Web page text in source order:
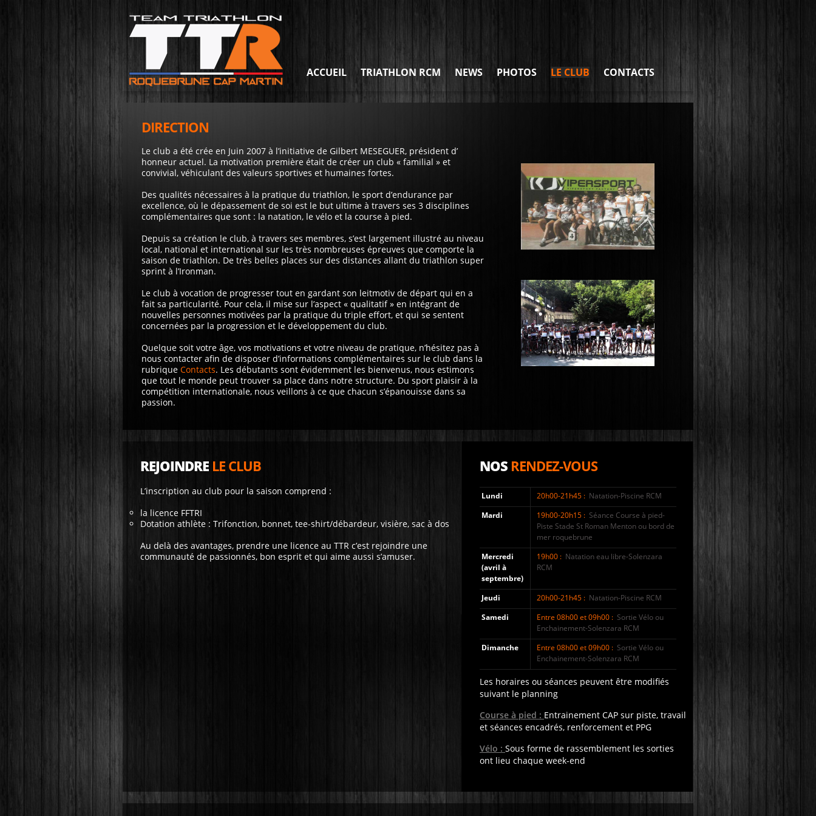
ACCUEIL TRIATHLON RCM NEWS PHOTOS LE CLUB CONTACTS
DIRECTION
Le club a été crée en Juin 2007 à l’initiative de Gilbert MESEGUER, président d’
honneur actuel. La motivation première était de créer un club « familial » et
convivial, véhiculant des valeurs sportives et humaines fortes.
Des qualités nécessaires à la pratique du triathlon, le sport d’endurance par
excellence, où le dépassement de soi est le but ultime à travers ses 3 disciplines
complémentaires que sont : la natation, le vélo et la course à pied.
Depuis sa création le club, à travers ses membres, s’est largement illustré au niveau
local, national et international sur les très nombreuses épreuves que comporte la
saison de triathlon. De très belles places sur des distances allant du triathlon super
sprint à l’Ironman.
Le club à vocation de progresser tout en gardant son leitmotiv de départ qui en a
fait sa particularité. Pour cela, il mise sur l’aspect « qualitatif » en intégrant de
nouvelles personnes motivées par la pratique du triple effort, et qui se sentent
concernées par la progression et le développement du club.
Quelque soit votre âge, vos motivations et votre niveau de pratique, n’hésitez pas à
nous contacter afin de disposer d’informations complémentaires sur le club dans la
rubrique Contacts. Les débutants sont évidemment les bienvenus, nous estimons
que tout le monde peut trouver sa place dans notre structure. Du sport plaisir à la
compétition internationale, nous veillons à ce que chacun s’épanouisse dans sa
passion.
REJOINDRE LE CLUB
L’inscription au club pour la saison comprend :
la licence FFTRI
Dotation athlète : Trifonction, bonnet, tee-shirt/débardeur, visière, sac à dos
Au delà des avantages, prendre une licence au TTR c’est rejoindre une
communauté de passionnés, bon esprit et qui aime aussi s’amuser.
NOS RENDEZ-VOUS
Lundi 20h00-21h45 : Natation-Piscine RCM
Mardi
19h00-20h15 : Séance Course à pied-
Piste Stade St Roman Menton ou bord de
mer roquebrune
Mercredi
(avril à
septembre)
19h00 : Natation eau libre-Solenzara
RCM
Jeudi 20h00-21h45 : Natation-Piscine RCM
Samedi
Entre 08h00 et 09h00 : Sortie Vélo ou
Enchainement-Solenzara RCM
Dimanche
Entre 08h00 et 09h00 : Sortie Vélo ou
Enchainement-Solenzara RCM
Les horaires ou séances peuvent être modifiés
suivant le planning
Course à pied : Entrainement CAP sur piste, travail
et séances encadrés, renforcement et PPG
Vélo : Sous forme de rassemblement les sorties
ont lieu chaque week-end